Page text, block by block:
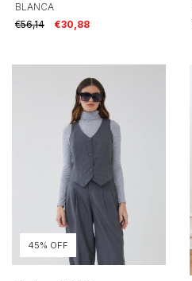
BLANCA
€56,14
€30,88
45% OFF